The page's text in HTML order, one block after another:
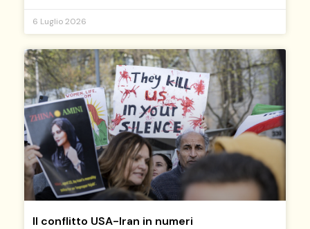
6 Luglio 2026
Il conflitto USA-Iran in numeri